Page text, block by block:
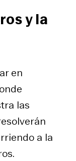
y la
en
las
a la